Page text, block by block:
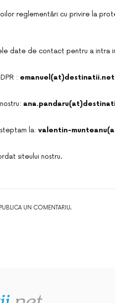
reglementări cu privire la
date de contact pentru a intra
: emanuel(at)destinatii.net
la: valentin-
siteului nostru.
UN COMENTARIU.